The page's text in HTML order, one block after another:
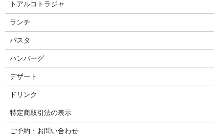
トアルコトラジャ
ランチ
パスタ
ハンバーグ
デザート
ドリンク
特定商取引法の表示
ご予約・お問い合わせ